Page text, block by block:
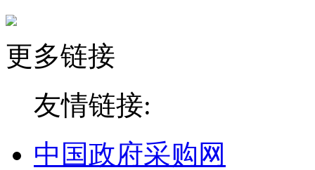
更多链接
友情链接:
中国政府采购网